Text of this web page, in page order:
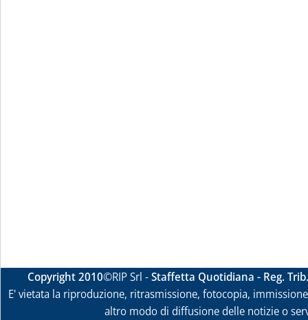
Copyright 2010©RIP Srl -Staffetta Quotidiana - Reg.
E' vietata la riproduzione, ritrasmissione, fotocopia,
altro modo di diffusione delle notizie o